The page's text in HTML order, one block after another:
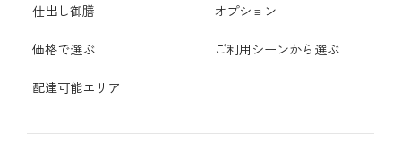
仕出し御膳 オプション
価格で選ぶ ご利用シーンから選ぶ
配達可能エリア